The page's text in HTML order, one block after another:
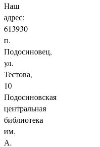
Наш
адрес:
613930
п.
Подосиновец,
ул.
Тестова,
10
Подосиновская
центральная
библиотека
им.
А.